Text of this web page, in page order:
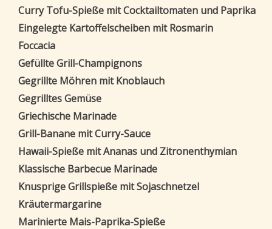
Curry Tofu-Spieße mit Cocktailtomaten und Paprika
Eingelegte Kartoffelscheiben mit Rosmarin
Foccacia
Gefüllte Grill-Champignons
Gegrillte Möhren mit Knoblauch
Gegrilltes Gemüse
Griechische Marinade
Grill-Banane mit Curry-Sauce
Hawaii-Spieße mit Ananas und Zitronenthymian
Klassische Barbecue Marinade
Knusprige Grillspieße mit Sojaschnetzel
Kräutermargarine
Marinierte Mais-Paprika-Spieße